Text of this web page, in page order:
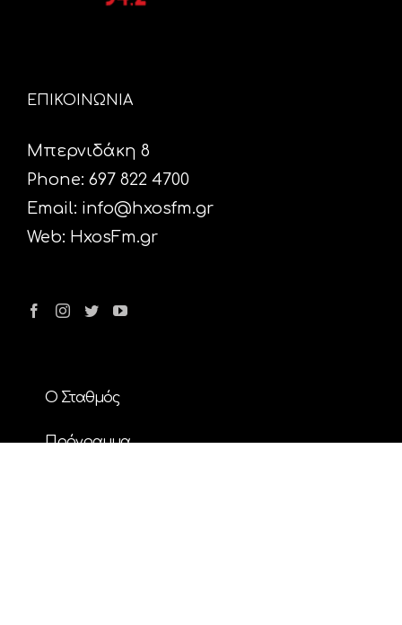
ΕΠΙΚΟΙΝΩΝΙΑ
Μπερνιδάκη 8
Phone: 697 822 4700
Email: info@hxosfm.gr
Web: HxosFm.gr
Ο Σταθμός
Πρόγραμμα